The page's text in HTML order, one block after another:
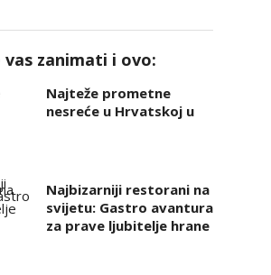
vas zanimati i ovo:
Najteže prometne
nesreće u Hrvatskoj u
Najbizarniji restorani na
svijetu: Gastro avantura
za prave ljubitelje hrane